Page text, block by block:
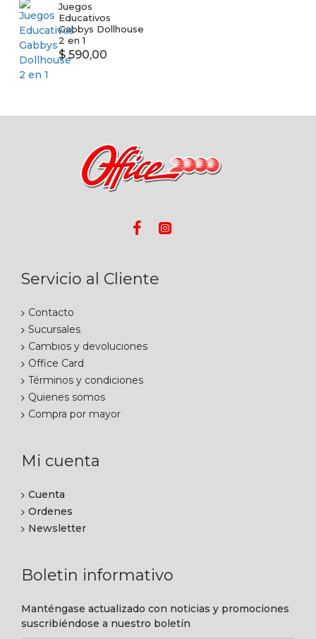
Juegos
Educativos
Gabbys Dollhouse
2 en 1
$ 590,00
Servicio al Cliente
Contacto
Sucursales
Cambios y devoluciones
Office Card
Términos y condiciones
Quienes somos
Compra por mayor
Mi cuenta
Cuenta
Ordenes
Newsletter
Boletin informativo
Manténgase actualizado con noticias y promociones
suscribiéndose a nuestro boletín